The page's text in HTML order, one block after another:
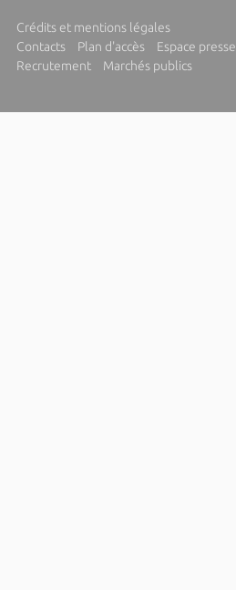
Crédits et mentions légales
Contacts
Plan d'accès Espace presse
Recrutement
Marchés publics